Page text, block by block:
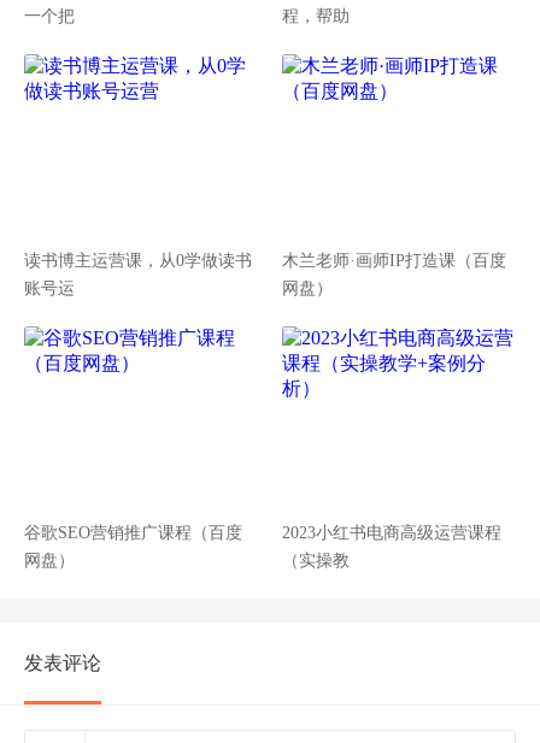
一个把
程，帮助
读书博主运营课，从0学做读书
账号运
木兰老师·画师IP打造课（百度
网盘）
谷歌SEO营销推广课程（百度
网盘）
2023小红书电商高级运营课程
（实操教
发表评论